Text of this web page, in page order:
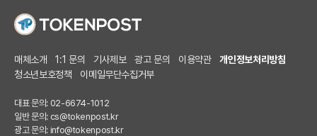
매체소개 1:1 문의 기사제보 광고 문의 이용약관
개인정보처리방침
청소년보호정책
이메일무단수집거부
대표 문의: 02-6674-1012
일반 문의: cs@tokenpost.kr
광고 문의: info@tokenpost.kr